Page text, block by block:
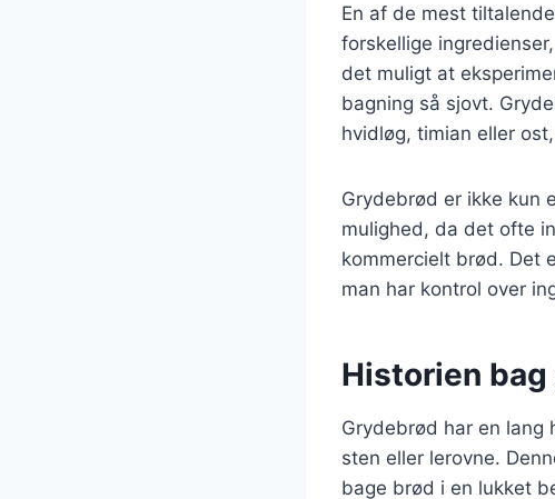
En af de mest
forskellige
det muligt at
bagning så sjovt.
hvidløg, timian eller
Grydebrød er ikke kun
mulighed, da det ofte
kommercielt brød. Det
man har kontrol over
Historien
Grydebrød har en
sten eller lerovne.
bage brød i en lukket